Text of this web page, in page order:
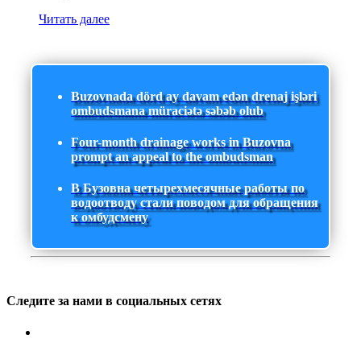
Читать далее
Buzovnada dörd ay davam edən drenaj işləri
ombudsmana müraciətə səbəb olub
Four-month drainage works in Buzovna
prompt an appeal to the ombudsman
В Бузовна четырехмесячные работы по
водоотводу стали поводом для обращения
к омбудсмену
Следите за нами в социальных сетях